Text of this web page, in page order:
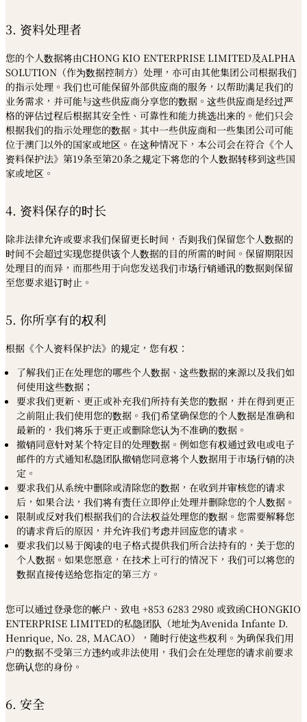
3. 资料处理者
您的个人数据将由CHONG KIO ENTERPRISE LIMITED及ALPHA
SOLUTION（作为数据控制方）处理，亦可由其他集团公司根据我们
的指示处理。我们也可能保留外部供应商的服务，以帮助满足我们的
业务需求，并可能与这些供应商分享您的数据。这些供应商是经过严
格的评估过程后根据其安全性、可靠性和能力挑选出来的。他们只会
根据我们的指示处理您的数据。其中一些供应商和一些集团公司可能
位于澳门以外的国家或地区。在这种情况下，本公司会在符合《个人
资料保护法》第19条至第20条之规定下将您的个人数据转移到这些国
家或地区。
4. 资料保存的时长
除非法律允许或要求我们保留更长时间，否则我们保留您个人数据的
时间不会超过实现您提供该个人数据的目的所需的时间。保留期限因
处理目的而异，而那些用于向您发送我们市场行销通讯的数据则保留
至您要求退订时止。
5. 你所享有的权利
根据《个人资料保护法》的规定，您有权：
了解我们正在处理您的哪些个人数据、这些数据的来源以及我们如
何使用这些数据；
要求我们更新、更正或补充我们所持有关您的数据，并在得到更正
之前阻止我们使用您的数据。我们希望确保您的个人数据是准确和
最新的，我们将乐于更正或删除您认为不准确的数据。
撤销同意针对某个特定目的处理数据。例如您有权通过致电或电子
邮件的方式通知私隐团队撤销您同意将个人数据用于市场行销的决
定。
要求我们从系统中删除或清除您的数据，在收到并审核您的请求
后，如果合法，我们将有责任立即停止处理并删除您的个人数据。
限制或反对我们根据我们的合法权益处理您的数据。您需要解释您
的请求背后的原因，并允许我们考虑并回应您的请求。
要求我们以易于阅读的电子格式提供我们所合法持有的，关于您的
个人数据。如果您愿意，在技术上可行的情况下，我们可以将您的
数据直接传送给您指定的第三方。
您可以通过登录您的帐户、致电 +853 6283 2980 或致函CHONGKIO
ENTERPRISE LIMITED的私隐团队（地址为Avenida Infante D.
Henrique, No. 28, MACAO），随时行使这些权利。为确保我们用
户的数据不受第三方违约或非法使用，我们会在处理您的请求前要求
您确认您的身份。
6. 安全